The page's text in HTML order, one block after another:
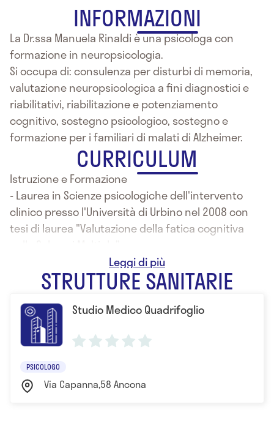
INFORMAZIONI
La Dr.ssa Manuela Rinaldi è una psicologa con
formazione in neuropsicologia.
Si occupa di: consulenza per disturbi di memoria,
valutazione neuropsicologica a fini diagnostici e
riabilitativi, riabilitazione e potenziamento
cognitivo, sostegno psicologico, sostegno e
formazione per i familiari di malati di Alzheimer.
CURRICULUM
Istruzione e Formazione
- Laurea in Scienze psicologiche dell'intervento
clinico presso l'Università di Urbino nel 2008 con
tesi di laurea "Valutazione della fatica cognitiva
- Laurea magistrale in Neuroscienze e Riabilitazione
Neuropsicologica presso l'Università di Bologna nel
2011, con tesi di laurea in "Screening cognitivo
nella Sclerosi Multipla”
- Psicologa esperta in Neuropsicologia, iscritta
all'Albo degli Psicologi della Regione Marche,
Psicoterapeuta in formazione presso la Scuola di
Psicoterapia Cognitiva Neuropsicologica SLOP
STRUTTURE SANITARIE
Studio Medico Quadrifoglio
PSICOLOGO
Via Capanna,58 Ancona